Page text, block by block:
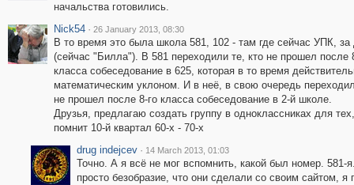
начальства готовились.
Nick54 · 26 January 2013, 08:30
В то время это была школа 581, 102 - там где сейчас УПК, за
(сейчас "Билла"). В 581 переходили те, кто не прошел после
класса собеседование в 625, которая в то время
математическим уклоном. И в неё, в свою очередь
не прошел после 8-го класса собеседование в 2-й школе.
Друзья, предлагаю создать группу в одноклассниках для
помнит 10-й квартал 60-х - 70-х
drug indejcev · 14 March 2013, 01:03
Точно. А я всё не мог вспомнить, какой был номер. 581-
просто безобразие, что они сделали со своим сайтом,